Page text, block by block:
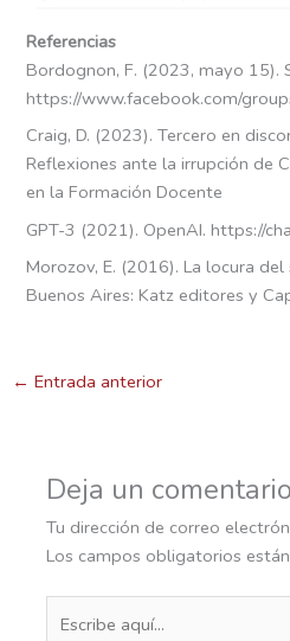
Referencias
Bordognon, F. (2023, mayo 15).
https://www.facebook.com/
Craig, D. (2023). Tercero en
Reflexiones ante la irrupción de
en la Formación Docente
GPT-3 (2021). OpenAI. https://
Morozov, E. (2016). La locura
Buenos Aires: Katz editores y
← Entrada anterior
Deja un comentario
Tu dirección de correo
Los campos obligatorios